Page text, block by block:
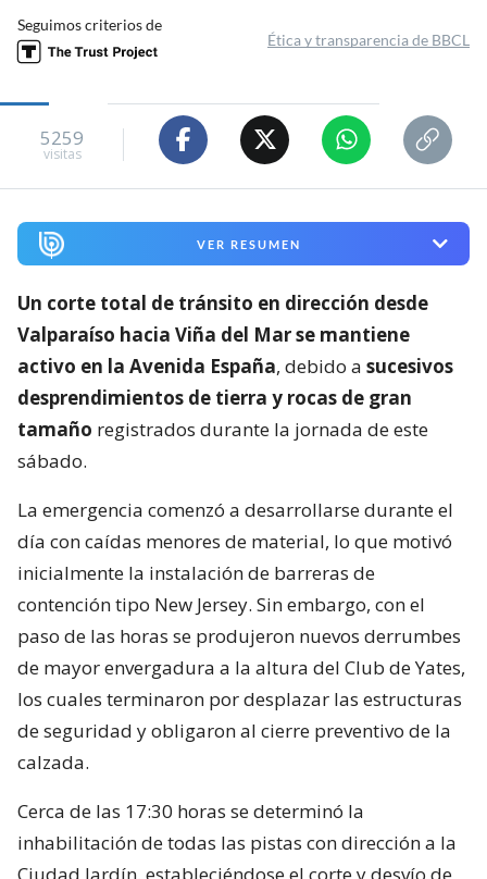
Seguimos criterios de
Ética y transparencia de BBCL
5259
visitas
VER RESUMEN
Un corte total de tránsito en dirección desde
Valparaíso hacia Viña del Mar se mantiene
activo en la Avenida España, debido a sucesivos
desprendimientos de tierra y rocas de gran
tamaño registrados durante la jornada de este
sábado.
La emergencia comenzó a desarrollarse durante el
día con caídas menores de material, lo que motivó
inicialmente la instalación de barreras de
contención tipo New Jersey. Sin embargo, con el
paso de las horas se produjeron nuevos derrumbes
de mayor envergadura a la altura del Club de Yates,
los cuales terminaron por desplazar las estructuras
de seguridad y obligaron al cierre preventivo de la
calzada.
Cerca de las 17:30 horas se determinó la
inhabilitación de todas las pistas con dirección a la